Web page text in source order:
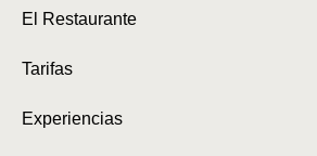
El Restaurante
Tarifas
Experiencias